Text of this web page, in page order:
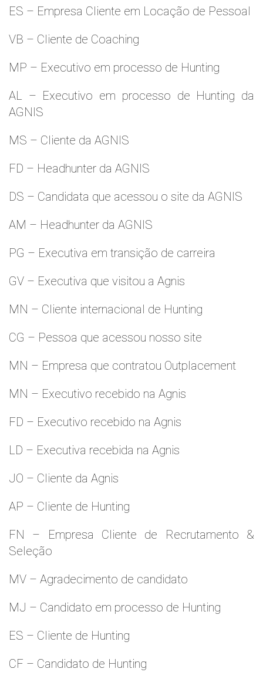
ES – Empresa Cliente em Locação de Pessoal
VB – Cliente de Coaching
MP – Executivo em processo de Hunting
AL – Executivo em processo de Hunting da
AGNIS
MS – Cliente da AGNIS
FD – Headhunter da AGNIS
DS – Candidata que acessou o site da AGNIS
AM – Headhunter da AGNIS
PG – Executiva em transição de carreira
GV – Executiva que visitou a Agnis
MN – Cliente internacional de Hunting
CG – Pessoa que acessou nosso site
MN – Empresa que contratou Outplacement
MN – Executivo recebido na Agnis
FD – Executivo recebido na Agnis
LD – Executiva recebida na Agnis
JO – Cliente da Agnis
AP – Cliente de Hunting
FN – Empresa Cliente de Recrutamento &
Seleção
MV – Agradecimento de candidato
MJ – Candidato em processo de Hunting
ES – Cliente de Hunting
CF – Candidato de Hunting